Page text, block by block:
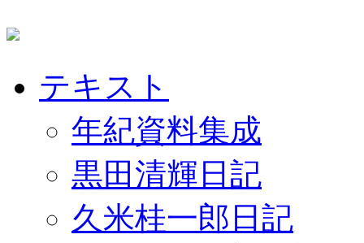
テキスト
年紀資料集成
黒田清輝日記
久米桂一郎日記